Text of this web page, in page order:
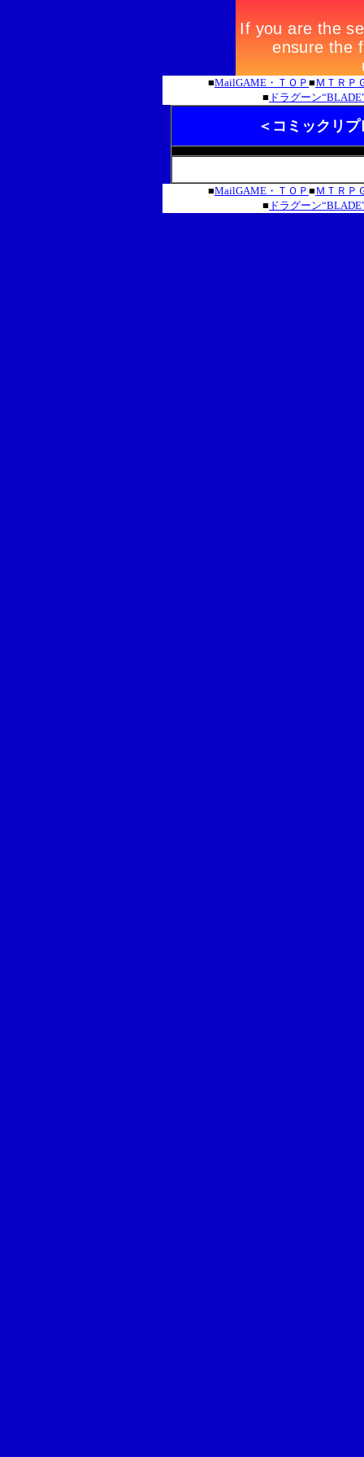
■MailGAME・ＴＯＰ ■ ＭＴＲＰ
■ ドラグーン
＜コミックリ
■MailGAME・ＴＯＰ ■ ＭＴＲＰ
■ ドラグーン